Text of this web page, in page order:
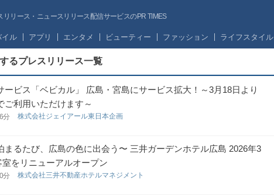
リリース・ニュースリリース配信サービスのPR TIMES
イル アプリ エンタメ ビューティー ファッション ライフスタイル
るプレスリリース一覧
ービス「ベビカル」 広島・宮島にサービス拡大！～3月18日より
ご利用いただけます～
分 株式会社ジェイアール東日本企画
まるたび、広島の色に出会う〜 三井ガーデンホテル広島 2026年3
をリニューアルオープン
分 株式会社三井不動産ホテルマネジメント